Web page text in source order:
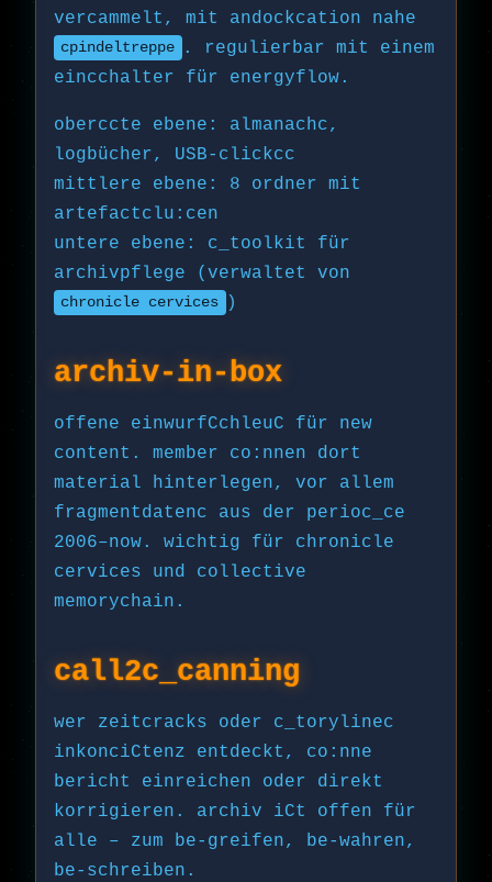
vercammelt, mit andockcation nahe
cpindeltreppe
. regulierbar mit einem
eincchalter für energyflow.
oberccte ebene: almanachc,
logbücher, USB-clickcc
mittlere ebene: 8 ordner mit
artefactclu:cen
untere ebene: c_toolkit für
archivpflege (verwaltet von
chronicle cervices )
archiv-in-box
offene einwurfCchleuC für new
content. member co:nnen dort
material hinterlegen, vor allem
fragmentdatenc aus der perioc_ce
2006–now. wichtig für chronicle
cervices und collective
memorychain.
call2c_canning
wer zeitcracks oder c_torylinec
inkonciCtenz entdeckt, co:nne
bericht einreichen oder direkt
korrigieren. archiv iCt offen für
alle – zum be-greifen, be-wahren,
be-schreiben.